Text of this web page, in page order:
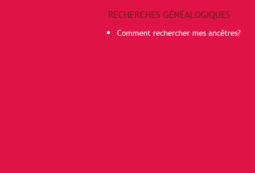
RECHERCHES GÉNÉALOGIQUES
Comment rechercher mes ancêtres?